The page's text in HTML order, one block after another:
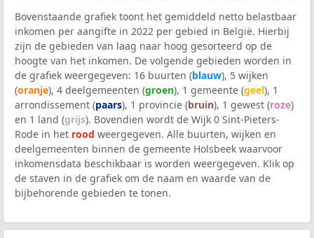
Bovenstaande grafiek toont het gemiddeld netto belastbaar
inkomen per aangifte in 2022 per gebied in België. Hierbij
zijn de gebieden van laag naar hoog gesorteerd op de
hoogte van het inkomen. De volgende gebieden worden in
de grafiek weergegeven: 16 buurten (blauw), 5 wijken
(oranje), 4 deelgemeenten (groen), 1 gemeente (geel), 1
arrondissement (paars), 1 provincie (bruin), 1 gewest (roze)
en 1 land (grijs). Bovendien wordt de Wijk 0 Sint-Pieters-
Rode in het rood weergegeven. Alle buurten, wijken en
deelgemeenten binnen de gemeente Holsbeek waarvoor
inkomensdata beschikbaar is worden weergegeven. Klik op
de staven in de grafiek om de naam en waarde van de
bijbehorende gebieden te tonen.